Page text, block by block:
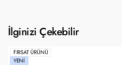
İlginizi Çekebilir
FIRSAT ÜRÜNÜ
YENI